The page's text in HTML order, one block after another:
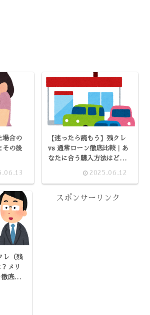
場合の
その後
【迷ったら読もう】残クレ
vs 通常ローン徹底比較｜あ
なたに合う購入方法はどっ
2025.06.12
レ（残
メリ
底解
スポンサーリンク